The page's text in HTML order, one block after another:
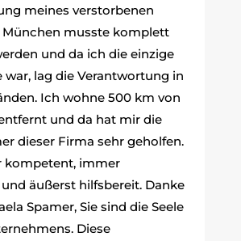
meines verstorbenen
München musste komplett
und da ich die einzige
war, lag die Verantwortung in
Ich wohne 500 km von
und da hat mir die
dieser Firma sehr geholfen.
kompetent, immer
äußerst hilfsbereit. Danke
Spamer, Sie sind die Seele
Diese